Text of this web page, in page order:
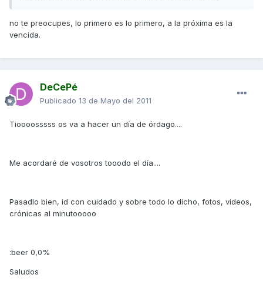
no te preocupes, lo primero es lo primero, a la próxima es la
vencida.
DeCePé
Publicado 13 de Mayo del 2011
Tioooosssss os va a hacer un día de órdago....
Me acordaré de vosotros tooodo el día....
Pasadlo bien, id con cuidado y sobre todo lo dicho, fotos, videos,
crónicas al minutooooo
:beer 0,0%
Saludos